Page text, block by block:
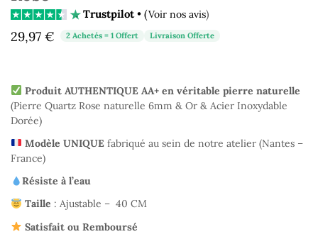
Trustpilot• (Voir nos avis)
29,97 € 2 Achetés = 1 Offert Livraison Offerte
Produit AUTHENTIQUE AA+ en véritable pierre naturelle
(Pierre Quartz Rose naturelle 6mm & Or & Acier Inoxydable
Dorée)
Modèle UNIQUE fabriqué au sein de notre atelier (Nantes –
France)
Résiste à l’eau
Taille : Ajustable – 40 CM
Satisfait ou Remboursé